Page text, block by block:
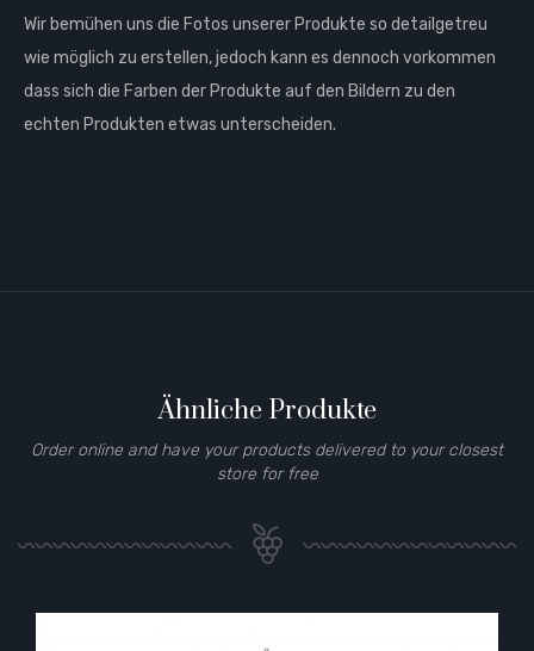
Wir bemühen uns die Fotos unserer Produkte so detailgetreu
wie möglich zu erstellen, jedoch kann es dennoch vorkommen
dass sich die Farben der Produkte auf den Bildern zu den
echten Produkten etwas unterscheiden.
Ähnliche Produkte
Order online and have your products delivered to your closest
store for free